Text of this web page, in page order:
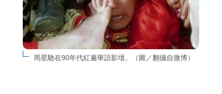
周星馳在90年代紅遍華語影壇。（圖／翻攝自微博）